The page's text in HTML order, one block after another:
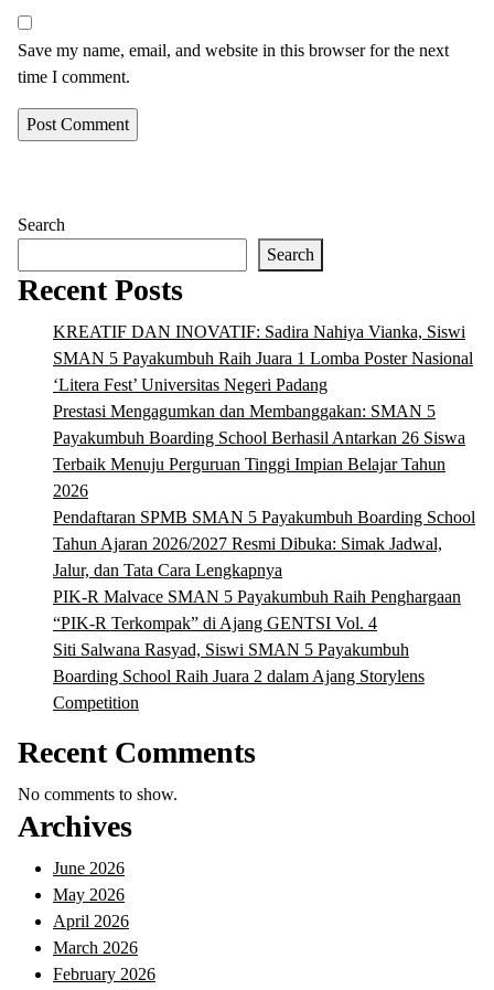
Save my name, email, and website in this browser for the next
time I comment.
Search
Search
Recent Posts
KREATIF DAN INOVATIF: Sadira Nahiya Vianka, Siswi
SMAN 5 Payakumbuh Raih Juara 1 Lomba Poster Nasional
‘Litera Fest’ Universitas Negeri Padang
Prestasi Mengagumkan dan Membanggakan: SMAN 5
Payakumbuh Boarding School Berhasil Antarkan 26 Siswa
Terbaik Menuju Perguruan Tinggi Impian Belajar Tahun
2026
Pendaftaran SPMB SMAN 5 Payakumbuh Boarding School
Tahun Ajaran 2026/2027 Resmi Dibuka: Simak Jadwal,
Jalur, dan Tata Cara Lengkapnya
PIK-R Malvace SMAN 5 Payakumbuh Raih Penghargaan
“PIK-R Terkompak” di Ajang GENTSI Vol. 4
Siti Salwana Rasyad, Siswi SMAN 5 Payakumbuh
Boarding School Raih Juara 2 dalam Ajang Storylens
Competition
Recent Comments
No comments to show.
Archives
June 2026
May 2026
April 2026
March 2026
February 2026